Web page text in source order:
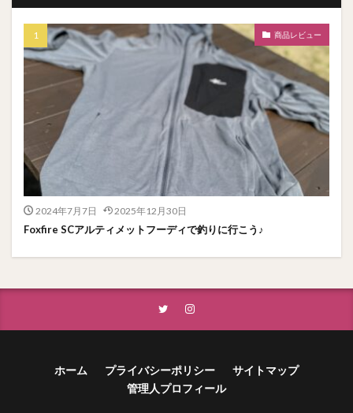
商品レビュー
2024年7月7日 2025年12月30日
Foxfire SCアルティメットフーディで釣りに行こう♪
ホーム プライバシーポリシー
サイトマップ
管理人プロフィール